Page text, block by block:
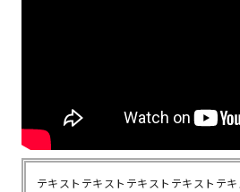
テキストテキストテキストテキストテ